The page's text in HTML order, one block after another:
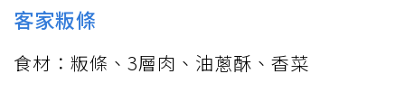
客家粄條
食材：粄條、3層肉、油蔥酥、香菜